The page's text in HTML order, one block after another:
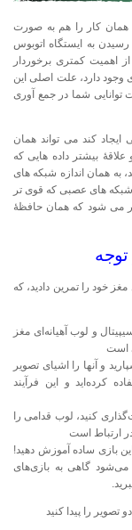
همان کار را هم به صورت
به ایستگاه اتوبوس
کمتری برخوردار
دارد، علت اصلی این
شما در جمع آوری
ایجاد کند می تواند همان
بیشتر داده هایی که
به همان اندازه شبکه های
های عصبی که قوی تر
می شود که همان حافظۀ
خود را تمرین دادید، که
و لوب آهیانه‌ای مغز
است
و آنها را اشیای تصویر
کرده‌اید و این فرآیند
کنید، لوب قدامی را
ارتباط است
مغزتان را با این بازی ساده آموزش دهید!
می‌شود گاهی به بازی‌های
تصویر را پیدا کنید